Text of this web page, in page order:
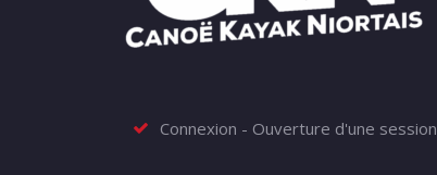
Connexion - Ouverture d'une session